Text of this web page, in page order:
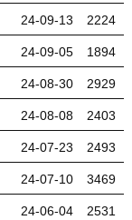
24-09-13 2224
24-09-05 1894
24-08-30 2929
24-08-08 2403
24-07-23 2493
24-07-10 3469
24-06-04 2531